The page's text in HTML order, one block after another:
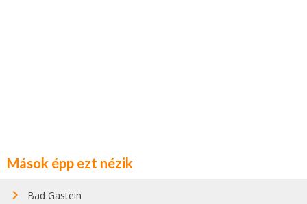
Mások épp ezt nézik
Bad Gastein